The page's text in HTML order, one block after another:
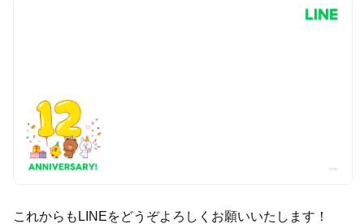
これからもLINEをどうぞよろしくお願いいたします！